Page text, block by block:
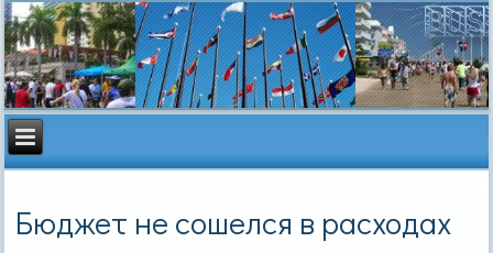
Бюджет не сошелся в расходах